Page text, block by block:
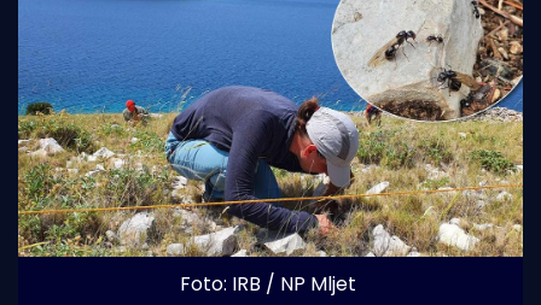
Foto: IRB / NP Mljet